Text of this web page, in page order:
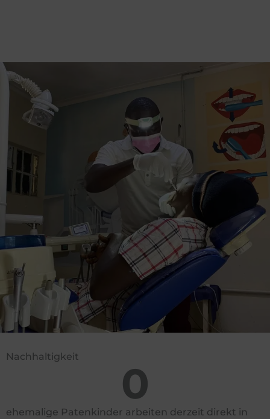
Nachhaltigkeit
0
ehemalige Patenkinder arbeiten derzeit direkt in